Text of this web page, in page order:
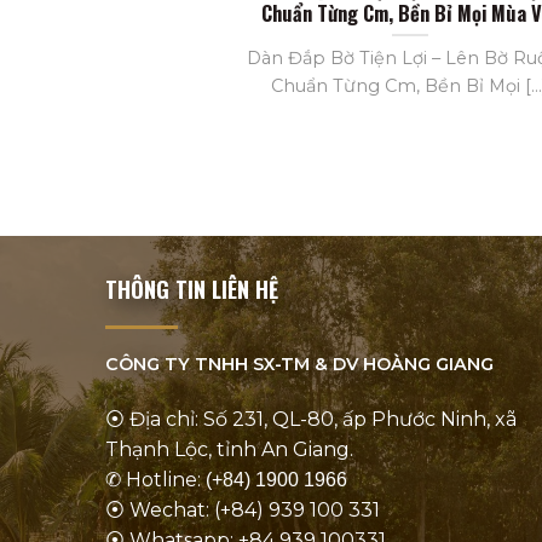
Chuẩn Từng Cm, Bền Bỉ Mọi Mùa
Dàn Đắp Bờ Tiện Lợi – Lên Bờ
Chuẩn Từng Cm, Bền Bỉ Mọi
THÔNG TIN LIÊN HỆ
CÔNG TY TNHH SX-TM & DVHOÀNG GIANG
⦿ Địa chỉ: Số 231, QL-80, ấp Phước Ninh, xã
Thạnh Lộc, tỉnh An Giang.
✆ Hotline:(+84) 1900 1966
⦿ Wechat: (+84) 939 100 331